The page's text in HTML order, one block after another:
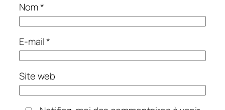
Nom*
E-mail*
Site web